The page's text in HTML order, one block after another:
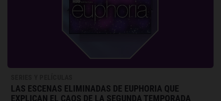
LAS ESCENAS ELIMINADAS DE EUPHORIA QUE
EXPLICAN EL CAOS DE LA SEGUNDA TEMPORADA